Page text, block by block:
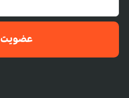
عضویت